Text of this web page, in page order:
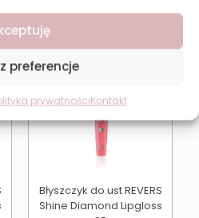
preferencje
prywatnościKontakt
Błyszczyk do ust REVERS
Shine Diamond Lipgloss